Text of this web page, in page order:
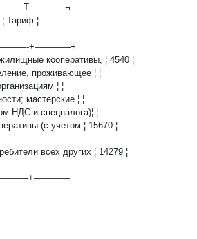
T————¬
Тариф ¦
+————+
кооперативы, ¦ 4540 ¦
проживающее ¦ ¦
¦ ¦
мастерские ¦ ¦
НДС и спецналога)¦ ¦
(с учетом ¦ 15670 ¦
всех других ¦ 14279 ¦
+————